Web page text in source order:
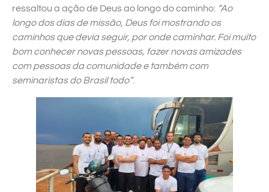
ressaltou a ação de Deus ao longo do caminho: “Ao
longo dos dias de missão, Deus foi mostrando os
caminhos que devia seguir, por onde caminhar. Foi muito
bom conhecer novas pessoas, fazer novas amizades
com pessoas da comunidade e também com
seminaristas do Brasil todo”.